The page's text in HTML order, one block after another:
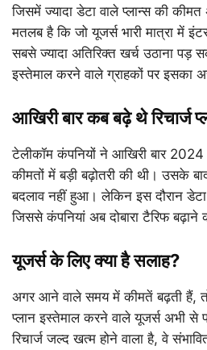
जिसमें ज्यादा डेटा वाले प्लान्स की
मतलब है कि जो यूजर्स भारी मात्रा में
सबसे ज्यादा अतिरिक्त खर्च उठाना पड़
इस्तेमाल करने वाले ग्राहकों पर इसका
आखिरी बार कब बढ़े थे रिचार्ज
टेलीकॉम कंपनियों ने आखिरी बार 2024
कीमतों में बड़ी बढ़ोतरी की थी। उसके
बदलाव नहीं हुआ। लेकिन इस दौरान
जिससे कंपनियां अब दोबारा टैरिफ बढ़ाने
यूजर्स के लिए क्या है सलाह?
अगर आने वाले समय में कीमतें बढ़ती हैं, तो
प्लान इस्तेमाल करने वाले यूजर्स अभी
रिचार्ज जल्द खत्म होने वाला है, वे